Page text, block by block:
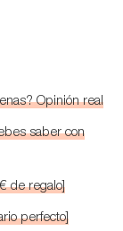
Opinión real
saber con
de regalo]
perfecto]